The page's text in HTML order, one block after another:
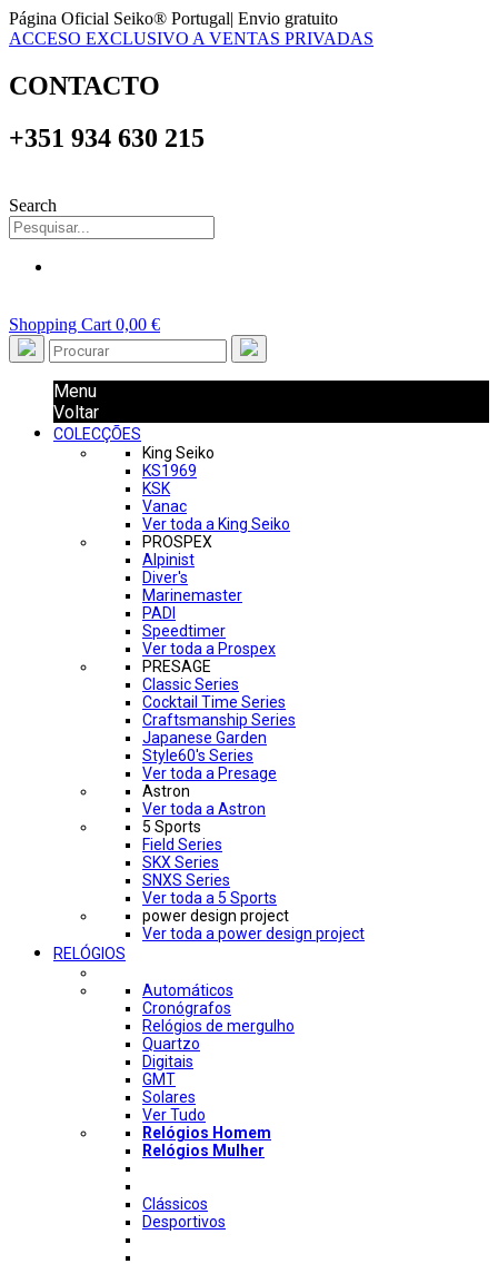
Página Oficial Seiko® Portugal| Envio gratuito
ACCESO EXCLUSIVO A VENTAS PRIVADAS
CONTACTO
+351 934 630 215
Search
Shopping Cart 0,00 €
Menu
Voltar
COLECÇÕES
King Seiko
KS1969
KSK
Vanac
Ver toda a King Seiko
PROSPEX
Alpinist
Diver's
Marinemaster
PADI
Speedtimer
Ver toda a Prospex
PRESAGE
Classic Series
Cocktail Time Series
Craftsmanship Series
Japanese Garden
Style60's Series
Ver toda a Presage
Astron
Ver toda a Astron
5 Sports
Field Series
SKX Series
SNXS Series
Ver toda a 5 Sports
power design project
Ver toda a power design project
RELÓGIOS
Automáticos
Cronógrafos
Relógios de mergulho
Quartzo
Digitais
GMT
Solares
Ver Tudo
Relógios Homem
Relógios Mulher
Clássicos
Desportivos